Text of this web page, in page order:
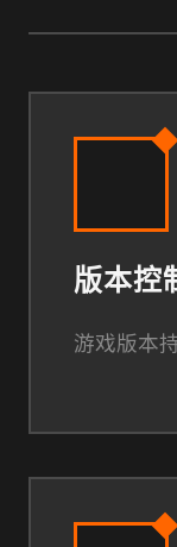
版本控
游戏版本